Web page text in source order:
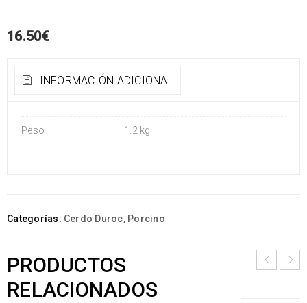
16.50€
INFORMACIÓN ADICIONAL
Peso 1.2 kg
Categorías: Cerdo Duroc, Porcino
PRODUCTOS
RELACIONADOS